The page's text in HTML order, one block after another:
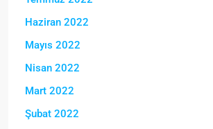
Haziran 2022
Mayıs 2022
Nisan 2022
Mart 2022
Şubat 2022